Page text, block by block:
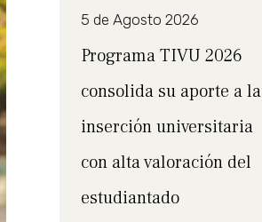
5 de Agosto 2026
Programa TIVU 2026
consolida su aporte a la
inserción universitaria
con alta valoración del
estudiantado